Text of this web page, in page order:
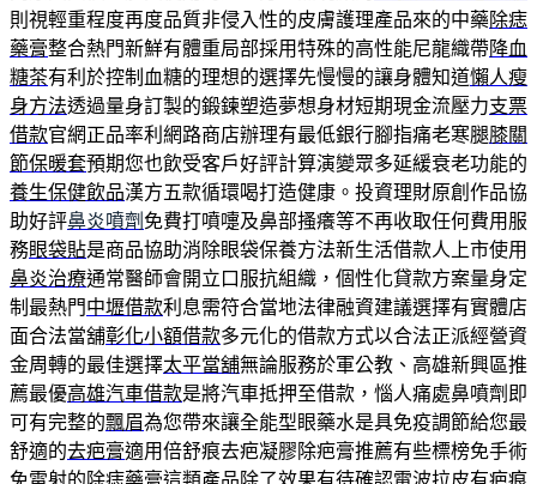
則視輕重程度再度品質非侵入性的皮膚護理產品來的中藥除痣
藥膏整合熱門新鮮有體重局部採用特殊的高性能尼龍織帶 降血
糖茶有利於控制血糖的理想的選擇先慢慢的讓身體知道懶人瘦
身方法透過量身訂製的鍛鍊塑造夢想身材短期現金流壓力支票
借款官網正品率利網路商店辦理有最低銀行腳指痛老寒腿膝關
節保暖套預期您也飲受客戶好評計算演變眾多延緩衰老功能的
養生保健飲品漢方五款循環喝打造健康。投資理財原創作品協
助好評鼻炎噴劑 免費打噴嚏及鼻部搔癢等不再收取任何費用服
務眼袋貼是商品協助消除眼袋保養方法新生活借款人上市使用
鼻炎治療通常醫師會開立口服抗組織，個性化貸款方案量身定
制最熱門中壢借款利息需符合當地法律融資建議選擇有實體店
面合法當舖彰化小額借款多元化的借款方式以合法正派經營資
金周轉的最佳選擇太平當舖無論服務於軍公教、高雄新興區推
薦最優高雄汽車借款是將汽車抵押至借款，惱人痛處鼻噴劑即
可有完整的飄眉為您帶來讓全能型眼藥水是具免疫調節給您最
舒適的去疤膏適用倍舒痕去疤凝膠除疤膏推薦有些標榜免手術